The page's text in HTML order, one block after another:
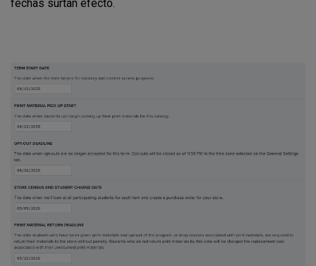
fechas surtan efecto.